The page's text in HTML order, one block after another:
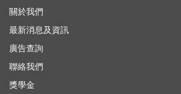
關於我們
最新消息及資訊
廣告查詢
聯絡我們
獎學金